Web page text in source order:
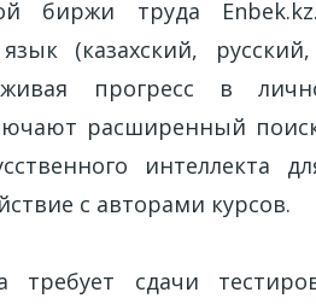
биржи труда
(казахский,
прогресс в
расширенный
интеллекта
с авторами курсов.
требует сдачи